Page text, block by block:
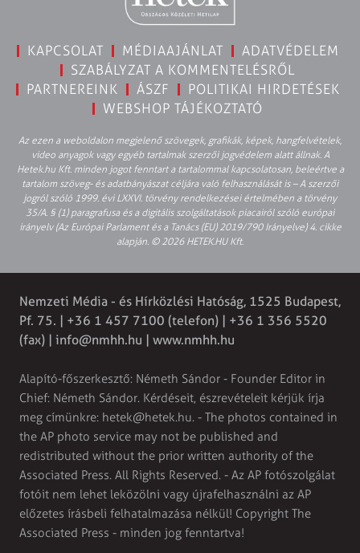
KAPCSOLAT MÉDIAAJÁNLAT
ADATVÉDELEM
SZABÁLYZAT A KOMMENTELÉSRŐL
PARTNEREINK
ÁSZF
POLITIKAI HIRDETÉSEK
WEBSHOP TÁJÉKOZTATÓ
Az ezen a weboldalon megjelenő szövegek, grafikák, képek, hangfelvételek,
video anyagok vagy egyéb tartalmak szerzői jogvédelem alatt állnak. A
Hetek.hu Kft. minden jogot fenntart a tartalommal kapcsolatosan, beleértve a
tartalom szöveg- és adatbányászat céljára való felhasználását is – A szerzői
jogról szóló 1999. évi LXXVI. törvény rendelkezései értelmében a törvény
35/A. § (1) paragrafusa és a digitális szolgáltatások piacairól szóló európai
irányelv (Az Európai Parlament és a Tanács (EU) 2019/790 Irányelve) 4. cikke
alapján. © 2026 HETEK.HU Kft.
Nemzeti Média - és Hírközlési Hatóság, 1525 Budapest,
Pf. 75. | +36 1 457 7100 (telefon) | +36 1 356 5520
(fax) | info@nmhh.hu | www.nmhh.hu
Alapító-főszerkesztő: Németh Sándor - Founder Editor in
Chief: Németh Sándor. Kérdéseit, észrevételeit kérjük írja
meg címünkre: hetek@hetek.hu. - The photos contained in
the AP photo service may not be published and
redistributed without the prior written authority of the
Associated Press. All Rights Reserved. - Az AP fotószolgálat
fotóit nem lehet leközölni vagy újrafelhasználni az AP
előzetes írásbeli felhatalmazása nélkül! Copyright The
Associated Press - minden jog fenntartva!